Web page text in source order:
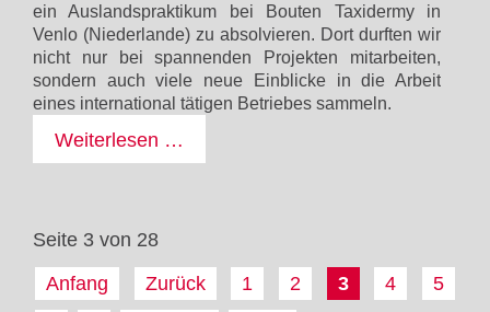
ein Auslandspraktikum bei Bouten Taxidermy in
Venlo (Niederlande) zu absolvieren. Dort durften wir
nicht nur bei spannenden Projekten mitarbeiten,
sondern auch viele neue Einblicke in die Arbeit
eines international tätigen Betriebes sammeln.
Weiterlesen …
Mit
Europa
Seite 3 von 28
Anfang
Zurück 1 2 3 4
5